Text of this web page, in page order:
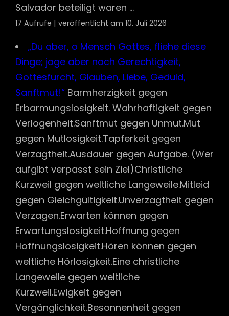
Salvador beteiligt waren ...
17 Aufrufe | veröffentlicht am 10. Juli 2026
„Du aber, o Mensch Gottes, fliehe diese
Dinge; jage aber nach Gerechtigkeit,
Gottesfurcht, Glauben, Liebe, Geduld,
Sanftmut!“ Barmherzigkeit gegen
Erbarmungslosigkeit. Wahrhaftigkeit gegen
Verlogenheit.Sanftmut gegen Unmut.Mut
gegen Mutlosigkeit.Tapferkeit gegen
Verzagtheit.Ausdauer gegen Aufgabe. (Wer
aufgibt verpasst sein Ziel)Christliche
Kurzweil gegen weltliche Langeweile.Mitleid
gegen Gleichgültigkeit.Unverzagtheit gegen
Verzagen.Erwarten können gegen
Erwartungslosigkeit.Hoffnung gegen
Hoffnungslosigkeit.Hören können gegen
weltliche Hörlosigkeit.Eine christliche
Langeweile gegen weltliche
Kurzweil.Ewigkeit gegen
Vergänglichkeit.Besonnenheit gegen